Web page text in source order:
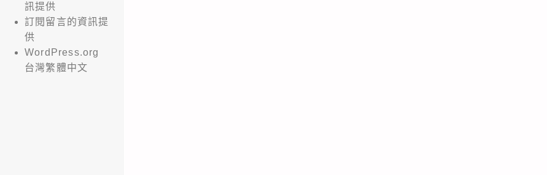
訊提供
訂閱留言的資訊提
供
WordPress.org
台灣繁體中文